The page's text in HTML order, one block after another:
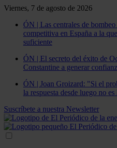
Viernes, 7 de agosto de 2026
ÓN | Las centrales de
competitiva en España a la
suficiente
ÓN | El secreto del éxito de
Constantine a generar
ÓN | Joan Groizard: "Si el
la respuesta desde luego no
Suscríbete a nuestra Newsletter